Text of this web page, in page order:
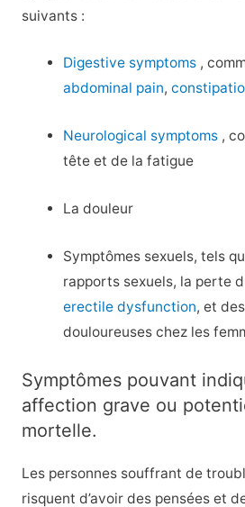
suivants :
Digestive symptoms ,
abdominal pain,
Neurological symptoms ,
tête et de la fatigue
La douleur
Symptômes sexuels, tels
rapports sexuels, la perte
erectile dysfunction, et
douloureuses chez les
Symptômes pouvant
affection grave ou
mortelle.
Les personnes souffrant de
risquent d’avoir des pensées et